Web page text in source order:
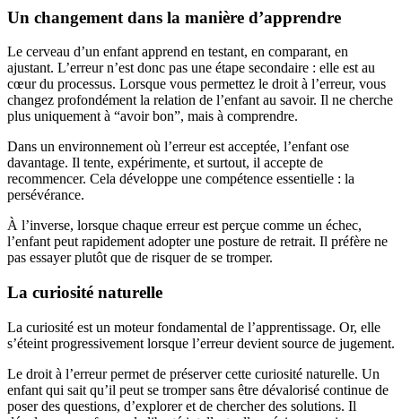
Un changement dans la manière d’apprendre
Le cerveau d’un enfant apprend en testant, en comparant, en
ajustant. L’erreur n’est donc pas une étape secondaire : elle est au
cœur du processus. Lorsque vous permettez le droit à l’erreur, vous
changez profondément la relation de l’enfant au savoir. Il ne cherche
plus uniquement à “avoir bon”, mais à comprendre.
Dans un environnement où l’erreur est acceptée, l’enfant ose
davantage. Il tente, expérimente, et surtout, il accepte de
recommencer. Cela développe une compétence essentielle : la
persévérance.
À l’inverse, lorsque chaque erreur est perçue comme un échec,
l’enfant peut rapidement adopter une posture de retrait. Il préfère ne
pas essayer plutôt que de risquer de se tromper.
La curiosité naturelle
La curiosité est un moteur fondamental de l’apprentissage. Or, elle
s’éteint progressivement lorsque l’erreur devient source de jugement.
Le droit à l’erreur permet de préserver cette curiosité naturelle. Un
enfant qui sait qu’il peut se tromper sans être dévalorisé continue de
poser des questions, d’explorer et de chercher des solutions. Il